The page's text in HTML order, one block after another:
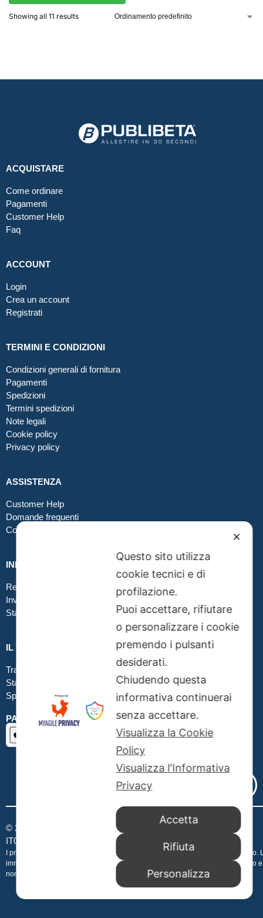
Showing all 11 results
ACQUISTARE
Come ordinare
Pagamenti
Customer Help
Faq
ACCOUNT
Login
Crea un account
Registrati
TERMINI E CONDIZIONI
Condizioni generali di fornitura
Pagamenti
Spedizioni
Termini spedizioni
Note legali
Cookie policy
Privacy policy
ASSISTENZA
Customer Help
Domande frequenti
Contatti
INFO GRAFICA
Realizzare file corretti
Inviare file grafici
Stampa in tessuto
IL TUO ORDINE
Traccia la tua spedizione
Stato del tuo ordine
Spedizioni
PAGAMENTI SICURI SSL
© 2026 Publibeta srl – All rights reserved – P.IVA e CF
IT08003541003 – Rea Roma CCIAA 1067520 –
I prezzi sono sempre aggiornati in tempo reale e possono variare senza avviso.
immagini contenute sul sito Publibeta.it hanno uno scopo puramente indicativo e
non costituiscono elemento contrattuale.
✕
Questo sito utilizza
cookie tecnici e di
profilazione.
Puoi accettare, rifiutare
o personalizzare i cookie
premendo i pulsanti
desiderati.
Chiudendo questa
informativa continuerai
senza accettare.
Visualizza la Cookie
Policy
Visualizza l'Informativa
Privacy
Accetta
Rifiuta
Personalizza